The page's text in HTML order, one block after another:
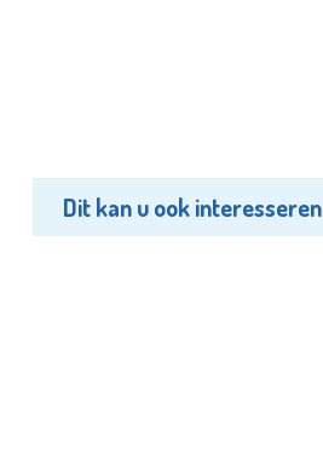
Dit kan u ook interesseren